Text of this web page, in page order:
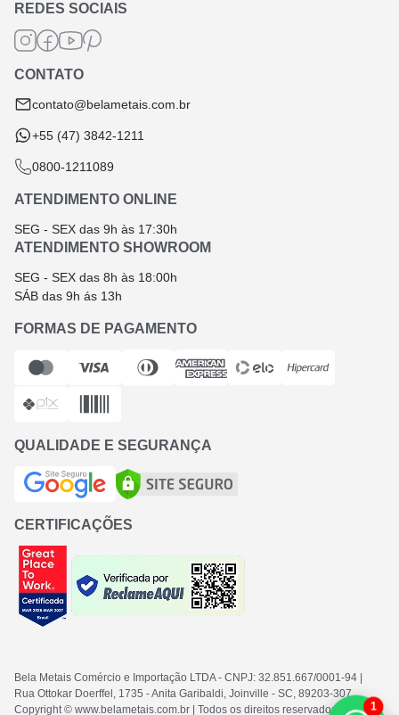
Política de Frete
Termos de Garantia
Termos e Condições
Troca e Devolução
Fale Conosco
REDES SOCIAIS
CONTATO
contato@belametais.com.br
+55 (47) 3842-1211
0800-1211089
ATENDIMENTO ONLINE
SEG - SEX das 9h às 17:30h
ATENDIMENTO SHOWROOM
SEG - SEX das 8h às 18:00h
SÁB das 9h ás 13h
FORMAS DE PAGAMENTO
QUALIDADE E SEGURANÇA
CERTIFICAÇÕES
Bela Metais Comércio e Importação LTDA- CNPJ: 32.851.667/0001-94
Rua Ottokar Doerffel, 1735 - Anita Garibaldi, Joinville - SC, 89203-307
Copyright © www.belametais.com.br | Todos os direitos reservados
1